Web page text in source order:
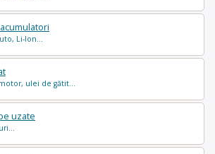
Li-Ion...
ulei de gătit...
uzate